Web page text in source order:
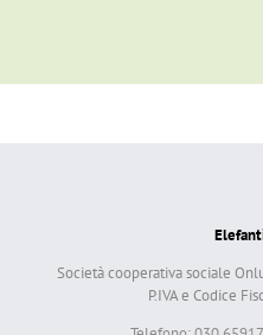
Società cooperativa sociale
P.IVA e Codice